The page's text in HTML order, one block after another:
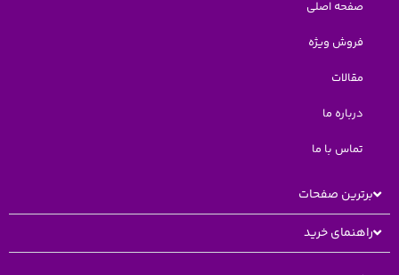
صفحه اصلی
فروش ویژه
مقالات
درباره ما
تماس با ما
برترین صفحات
راهنمای خرید